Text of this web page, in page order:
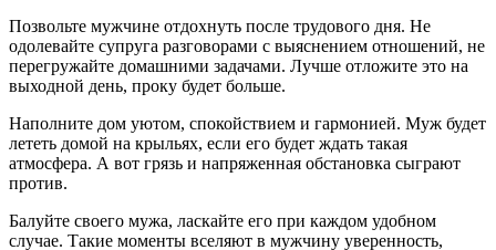
Позвольте мужчине отдохнуть после трудового дня. Не
одолевайте супруга разговорами с выяснением отношений, не
перегружайте домашними задачами. Лучше отложите это на
выходной день, проку будет больше.
Наполните дом уютом, спокойствием и гармонией. Муж будет
лететь домой на крыльях, если его будет ждать такая
атмосфера. А вот грязь и напряженная обстановка сыграют
против.
Балуйте своего мужа, ласкайте его при каждом удобном
случае. Такие моменты вселяют в мужчину уверенность,